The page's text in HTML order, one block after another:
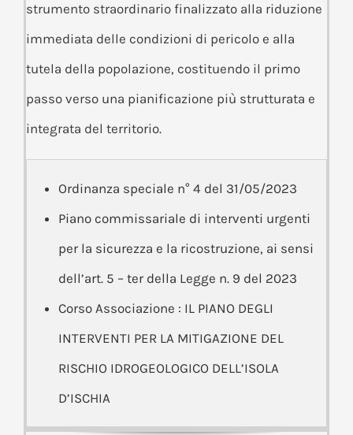
strumento straordinario finalizzato alla riduzione
immediata delle condizioni di pericolo e alla
tutela della popolazione, costituendo il primo
passo verso una pianificazione più strutturata e
integrata del territorio.
Ordinanza speciale n° 4 del 31/05/2023
Piano commissariale di interventi urgenti
per la sicurezza e la ricostruzione, ai sensi
dell’art. 5 – ter della Legge n. 9 del 2023
Corso Associazione : IL PIANO DEGLI
INTERVENTI PER LA MITIGAZIONE DEL
RISCHIO IDROGEOLOGICO DELL’ISOLA
D’ISCHIA